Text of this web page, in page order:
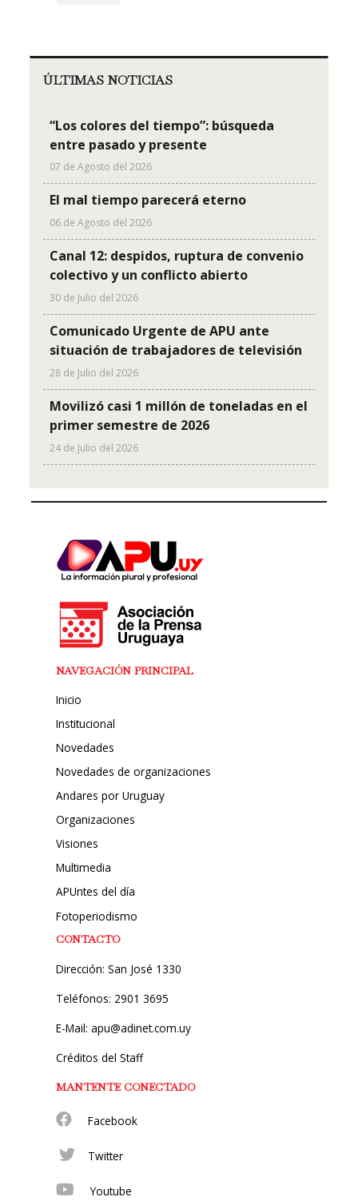
ÚLTIMAS NOTICIAS
“Los colores del tiempo”: búsqueda
entre pasado y presente
07 de Agosto del 2026
El mal tiempo parecerá eterno
06 de Agosto del 2026
Canal 12: despidos, ruptura de convenio
colectivo y un conflicto abierto
30 de Julio del 2026
Comunicado Urgente de APU ante
situación de trabajadores de televisión
28 de Julio del 2026
Movilizó casi 1 millón de toneladas en el
primer semestre de 2026
24 de Julio del 2026
NAVEGACIÓN PRINCIPAL
Inicio
Institucional
Novedades
Novedades de organizaciones
Andares por Uruguay
Organizaciones
Visiones
Multimedia
APUntes del día
Fotoperiodismo
CONTACTO
Dirección: San José 1330
Teléfonos: 2901 3695
E-Mail: apu@adinet.com.uy
Créditos del Staff
MANTENTE CONECTADO
Facebook
Twitter
Youtube